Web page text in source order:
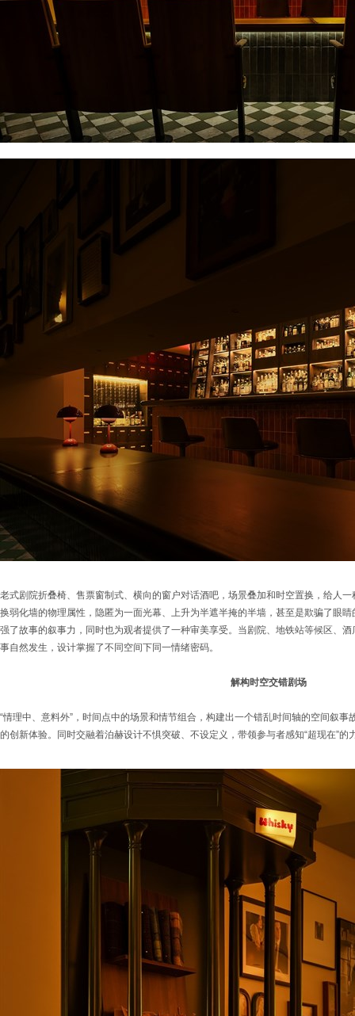
老式剧院折叠椅、售票窗制式、横向的窗户对话酒吧，场景叠加和时空置换，给人
换弱化墙的物理属性，隐匿为一面光幕、上升为半遮半掩的半墙，甚至是欺骗了眼
强了故事的叙事力，同时也为观者提供了一种审美享受。当剧院、地铁站等候区、
事自然发生，设计掌握了不同空间下同一情绪密码。
解构时空交错剧场
“情理中、意料外”，时间点中的场景和情节组合，构建出一个错乱时间轴的空间叙
的创新体验。同时交融着泊赫设计不惧突破、不设定义，带领参与者感知“超现在”的